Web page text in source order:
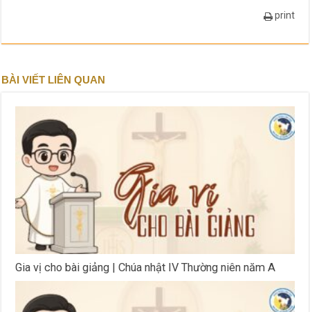
print
BÀI VIẾT LIÊN QUAN
Gia vị cho bài giảng | Chúa nhật IV Thường niên năm A